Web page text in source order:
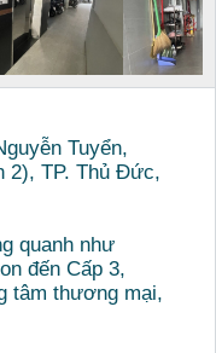
Tuyển,
2), TP. Thủ Đức,
quanh như
đến Cấp 3,
tâm thương mại,